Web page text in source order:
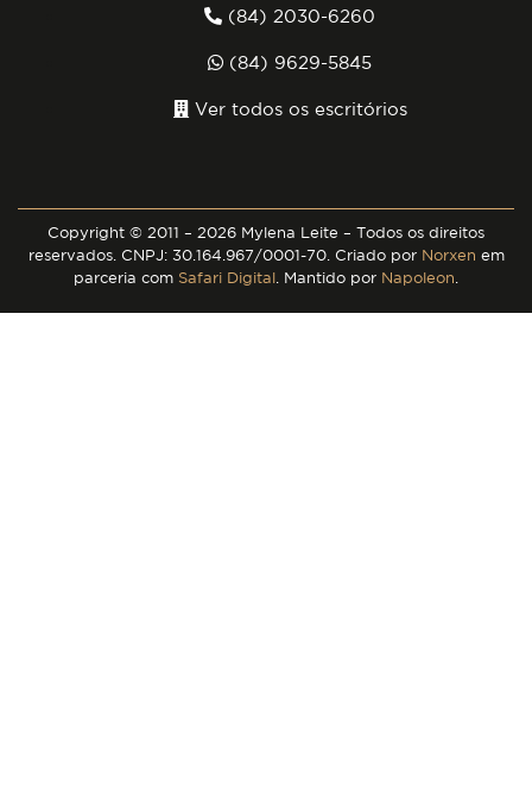
(84) 2030-6260
(84) 9629-5845
Ver todos os escritórios
Copyright © 2011 – 2026 Mylena Leite – Todos os direitos
reservados. CNPJ: 30.164.967/0001-70. Criado por Norxen em
parceria com Safari Digital. Mantido por Napoleon.